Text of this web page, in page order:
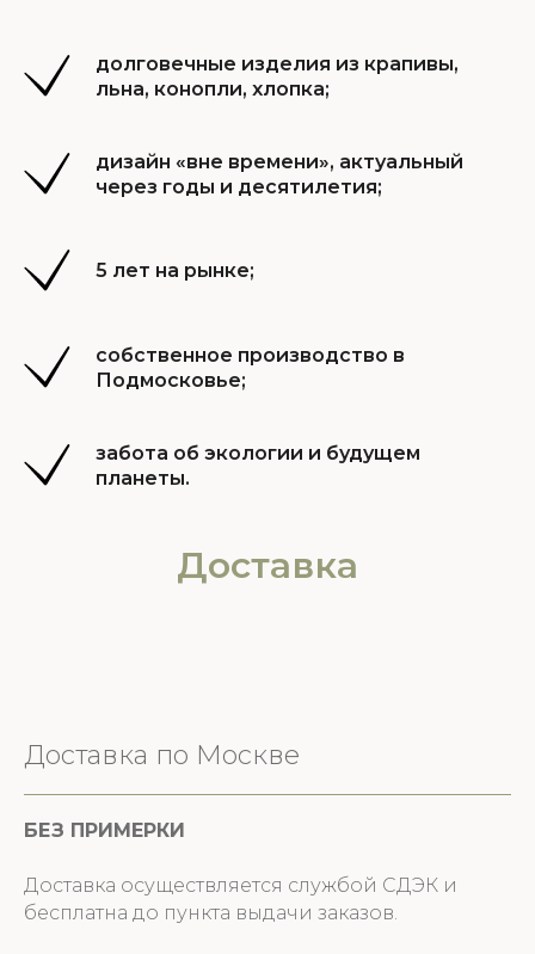
долговечные изделия из крапивы,
льна, конопли, хлопка;
дизайн «вне времени», актуальный
через годы и десятилетия;
5 лет на рынке;
собственное производство в
Подмосковье;
забота об экологии и будущем
планеты.
Доставка
Доставка по Москве
БЕЗ ПРИМЕРКИ
Доставка осуществляется службой СДЭК и
бесплатна до пункта выдачи заказов.